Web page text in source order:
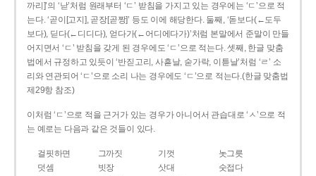
까리]’의 ‘낟’처럼 원래부터 ‘ㄷ’ 받침을 가지고 있는 경우에는 ‘ㄷ’으로 적
는다. ‘곧이[고지], 곧장[곧짱]’ 등도 이에 해당한다. 둘째, ‘돋보다(←도두
보다), 딛다(←디디다), 얻다가(←어디에다가)’처럼 본말에서 준말이 만들
어지면서 ‘ㄷ’ 받침을 갖게 된 경우에도 ‘ㄷ’으로 적는다. 셋째, 한글 맞춤
법에서 규정하고 있듯이 ‘반짇고리, 사흗날, 숟가락, 이튿날’처럼 ‘ㄹ’ 소
리와 연관되어 ‘ㄷ’으로 소리 나는 경우에도 ‘ㄷ’으로 적는다.(한글 맞춤법
제29항 참조)
이처럼 ‘ㄷ’으로 적을 근거가 있는 경우가 아니어서 관습대로 ‘ㅅ’으로 적
는 예로는 다음과 같은 것들이 있다.
걸핏하면 그까짓 기껏
놋그릇
덧셈
빗장 삿대
숫접다